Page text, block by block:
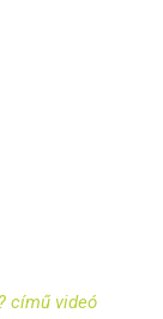
című videó